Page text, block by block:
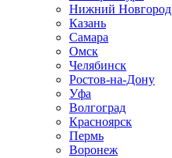
Нижний Новгород
Казань
Самара
Омск
Челябинск
Ростов-на-Дону
Уфа
Волгоград
Красноярск
Пермь
Воронеж